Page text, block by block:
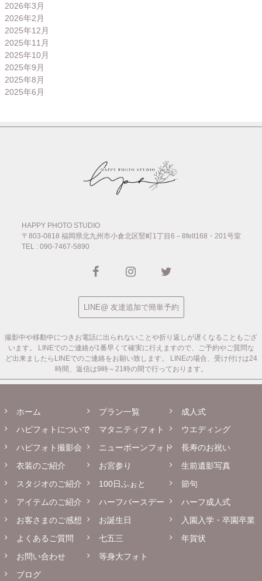
2026年3月
2026年2月
2025年12月
2025年11月
2025年10月
2025年9月
2025年8月
2025年6月
HAPPY PHOTO STUDIO
〒803-0818 福岡県北九州市小倉北区竪町1丁目6－8felt168・201号室
TEL : 090-7467-5890
LINE@ 友達追加で簡単予約
撮影中や移動中につきお電話に出られないことや折り返しが遅くなることもござ
います。
LINEでのご連絡が1番早くて確実に行えますので、ご予約やご質問な
ど出来ましたらLINEでのご連絡をお願い致します。
LINEの場合、受け付けは24
時間、返信は9時～21時の間で行っております。
ホーム
ハピフォトについて
ハピフォト撮影会
衣装のご紹介
スタジオのご紹介
アイテムのご紹介
お客さまのご感想
よくあるご質問
お問い合わせ
ブログ
プラン一覧
マタニティフォト
ニューボーンフォト
お宮参り
100日ふぉと
ハーフバースデー
お誕生日
七五三
等身大フォト
成人式
ウエディング
長寿のお祝い
生前遺影写真
節句
ハーフ成人式
入園入学・卒園卒業
年賀状